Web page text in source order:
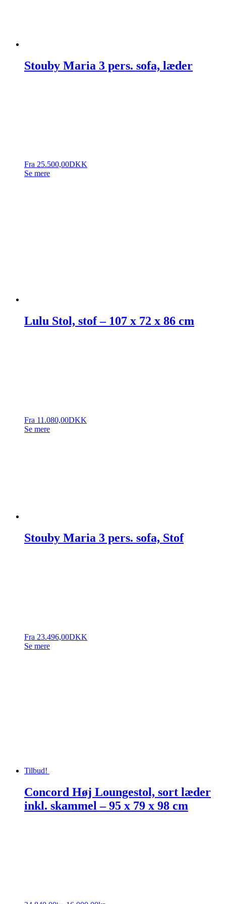
Stouby Maria 3 pers. sofa, læder
Fra 25.500,00DKK
Se mere
Lulu Stol, stof – 107 x 72 x 86 cm
Fra 11.080,00DKK
Se mere
Stouby Maria 3 pers. sofa, Stof
Fra 23.496,00DKK
Se mere
Tilbud!
Concord Høj Loungestol, sort læder
inkl. skammel – 95 x 79 x 98 cm